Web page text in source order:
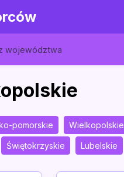
województwa
pomorskie Wielkopolskie
Świętokrzyskie Lubelskie